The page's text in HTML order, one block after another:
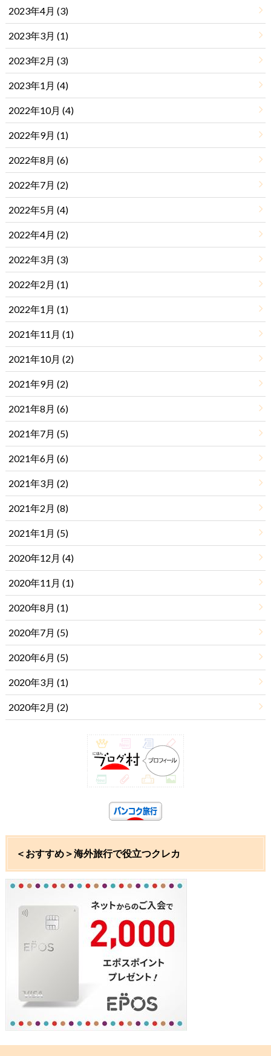
2023年4月 (3)
2023年3月 (1)
2023年2月 (3)
2023年1月 (4)
2022年10月 (4)
2022年9月 (1)
2022年8月 (6)
2022年7月 (2)
2022年5月 (4)
2022年4月 (2)
2022年3月 (3)
2022年2月 (1)
2022年1月 (1)
2021年11月 (1)
2021年10月 (2)
2021年9月 (2)
2021年8月 (6)
2021年7月 (5)
2021年6月 (6)
2021年3月 (2)
2021年2月 (8)
2021年1月 (5)
2020年12月 (4)
2020年11月 (1)
2020年8月 (1)
2020年7月 (5)
2020年6月 (5)
2020年3月 (1)
2020年2月 (2)
＜おすすめ＞海外旅行で役立つクレカ